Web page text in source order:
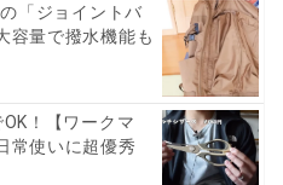
「ジョイントバ
容量で撥水機能も
！【ワークマ
常使いに超優秀